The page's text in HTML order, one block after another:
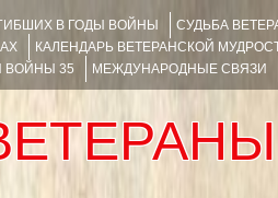
В ГОДЫ ВОЙНЫ СУДЬБА
КАЛЕНДАРЬ ВЕТЕРАНСКОЙ
35 МЕЖДУНАРОДНЫЕ СВЯЗИ